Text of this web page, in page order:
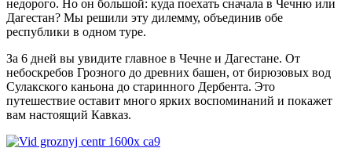
недорого. Но он большой: куда поехать сначала в Чечню или
Дагестан? Мы решили эту дилемму, объединив обе
республики в одном туре.
За 6 дней вы увидите главное в Чечне и Дагестане. От
небоскребов Грозного до древних башен, от бирюзовых вод
Сулакского каньона до старинного Дербента. Это
путешествие оставит много ярких воспоминаний и покажет
вам настоящий Кавказ.